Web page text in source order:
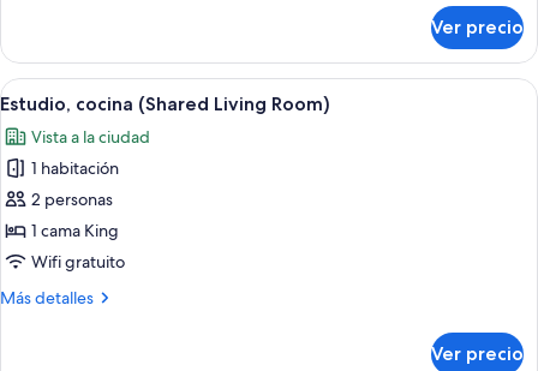
(Hearing)
2
habitaciones,
regadera
personas
con
discapacidad
(Hearing)
Ver precio
Abrir
todas
las
fotos
de
Estudio,
cocina
Living
Una cocina moderna con una isla
1
Estudio, cocina (Shared Living Room)
Vista a la ciudad
1 habitación
2 personas
1 cama King
Wifi gratuito
Más detalles
Más
Ver precio